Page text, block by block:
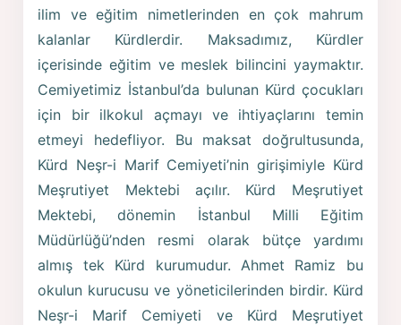
ilim ve eğitim nimetlerinden en çok mahrum
kalanlar Kürdlerdir. Maksadımız, Kürdler
içerisinde eğitim ve meslek bilincini yaymaktır.
Cemiyetimiz İstanbul’da bulunan Kürd çocukları
için bir ilkokul açmayı ve ihtiyaçlarını temin
etmeyi hedefliyor. Bu maksat doğrultusunda,
Kürd Neşr-i Marif Cemiyeti’nin girişimiyle Kürd
Meşrutiyet Mektebi açılır. Kürd Meşrutiyet
Mektebi, dönemin İstanbul Milli Eğitim
Müdürlüğü’nden resmi olarak bütçe yardımı
almış tek Kürd kurumudur. Ahmet Ramiz bu
okulun kurucusu ve yöneticilerinden birdir. Kürd
Neşr-i Marif Cemiyeti ve Kürd Meşrutiyet